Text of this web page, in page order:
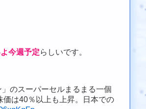
今週予定らしいです。
のスーパーセルまるまる一個
は40％以上も上昇。日本での